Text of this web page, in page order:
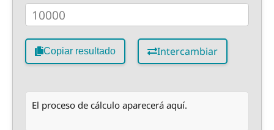
Copiar resultado Intercambiar
El proceso de cálculo aparecerá aquí.